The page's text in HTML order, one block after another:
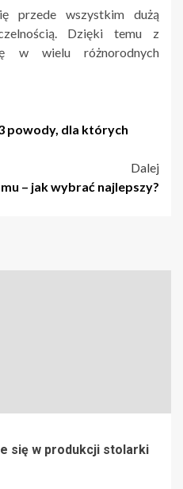
przede wszystkim dużą
Dzięki temu z
w wielu różnorodnych
powody, dla których
Dalej
– jak wybrać najlepszy?
się w produkcji stolarki